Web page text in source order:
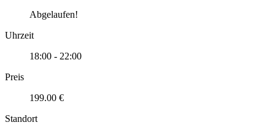
Abgelaufen!
Uhrzeit
18:00 - 22:00
Preis
199.00 €
Standort